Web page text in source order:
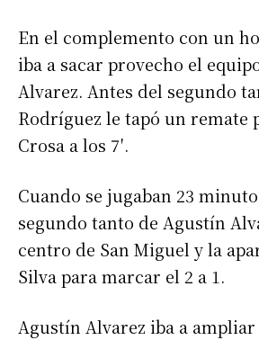
En el complemento con un
iba a sacar provecho el
Alvarez. Antes del segundo
Rodríguez le tapó un remate
Crosa a los 7′.
Cuando se jugaban 23
segundo tanto de Agustín
centro de San Miguel y la
Silva para marcar el 2 a 1.
Agustín Alvarez iba a